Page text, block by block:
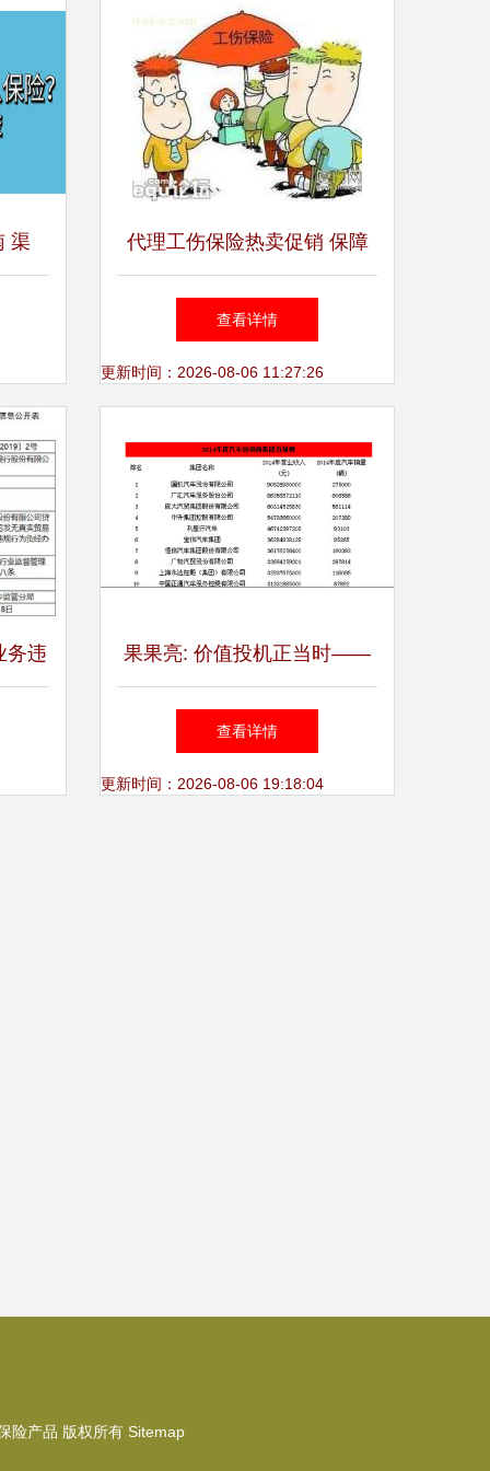
渠 代理工伤保险热卖促销 保障
权益，抓住商机
查看详情
更新时间：2026-08-06 11:27:26
务违 果果亮: 价值投机正当时——
正通汽车深度解析
查看详情
更新时间：2026-08-06 19:18:04
险产品 版权所有 Sitemap